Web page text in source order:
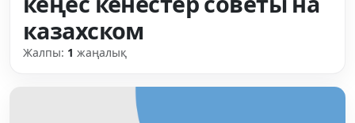
казахском
Жалпы: 1 жаңалық